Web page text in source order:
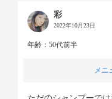
彩
2022年10月23日
年齢：50代前半
メニ